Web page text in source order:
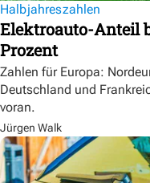
Halbjahreszahlen
Elektroauto-Anteil
Prozent
Zahlen für Europa:
Deutschland und
voran.
Jürgen Walk